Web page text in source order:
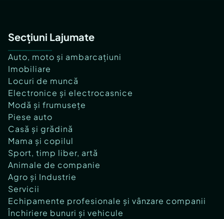
Secțiuni Lajumate
Auto, moto și ambarcațiuni
Imobiliare
Locuri de muncă
Electronice și electrocasnice
Modă și frumusețe
Piese auto
Casă și grădină
Mama și copilul
Sport, timp liber, artă
Animale de companie
Agro și Industrie
Servicii
Echipamente profesionale și vânzare companii
Închiriere bunuri și vehicule